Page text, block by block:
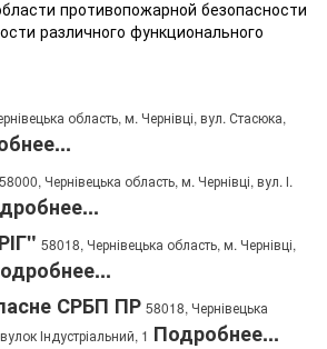
противопожарной безопасности
различного функционального
область, м. Чернівці, вул. Стасюка,
58000, Чернівецька область, м. Чернівці, вул. І.
58018, Чернівецька область, м. Чернівці,
СРБП ПР 58018, Чернівецька
Індустріальний, 1 Подробнее...